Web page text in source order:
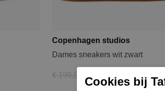
Copenhagen studios
Dames sneakers wit zwart
€ 199,90 € 139,93
Cookies bij